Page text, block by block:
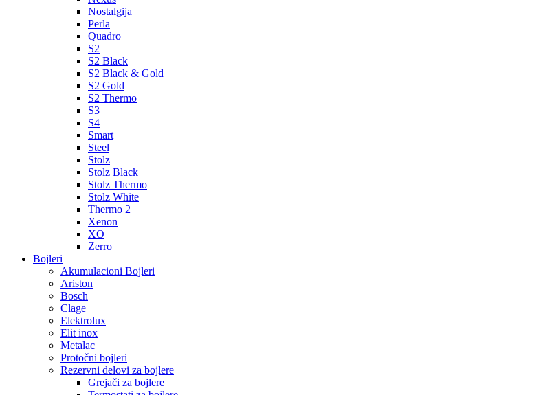
Nostalgija
Perla
Quadro
S2
S2 Black
S2 Black & Gold
S2 Gold
S2 Thermo
S3
S4
Smart
Steel
Stolz
Stolz Black
Stolz Thermo
Stolz White
Thermo 2
Xenon
XO
Zerro
Bojleri
Akumulacioni Bojleri
Ariston
Bosch
Clage
Elektrolux
Elit inox
Metalac
Protočni bojleri
Rezervni delovi za bojlere
Grejači za bojlere